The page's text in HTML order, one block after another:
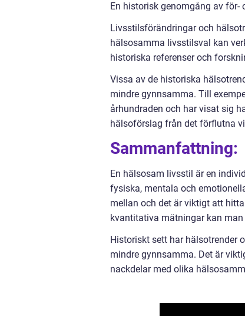
En historisk genomgång av
Livsstilsförändringar och
hälsosamma livsstilsval kan
historiska referenser och
Vissa av de historiska
mindre gynnsamma. Till
århundraden och har visat sig
hälsoförslag från det förflutna
Sammanfattning:
En hälsosam livsstil är en
fysiska, mentala och
mellan och det är viktigt att
kvantitativa mätningar kan
Historiskt sett har hälsotrender
mindre gynnsamma. Det är
nackdelar med olika